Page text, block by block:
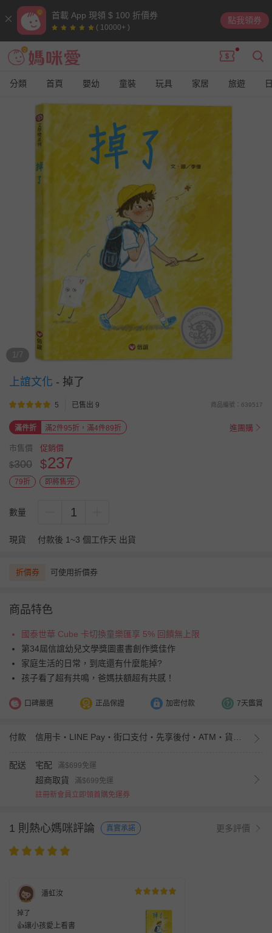
首載 App 現領 $ 100 折價券
( 10000+ )
點我領券
分類 首頁 嬰幼 童裝 玩具 家居 旅遊
1/7
上誼文化 - 掉了
5 已售出 9 商品編號：639517
滿件折 滿2件95折，滿4件89折 進團購
市售價
$300
促銷價
$237
79折 即將售完
數量 1
現貨 付款後 1~3 個工作天 出貨
折價券 可使用折價券
商品特色
國泰世華 Cube 卡切換童樂匯享 5% 回饋無上限
第34屆信誼幼兒文學獎圖畫書創作獎佳作
家庭生活的日常，到底還有什麼能掉?
孩子看了超有共鳴，爸媽扶額超有共感！
口碑嚴選 正品保證 加密付款 7天鑑賞
付款
配送 宅配 滿$699免運
超商取貨
滿$699免運
註冊新會員立即領首購免運券
1 則熱心媽咪評論 真實承諾 更多評價
潘虹汝
掉了
👍讓小孩愛上看書